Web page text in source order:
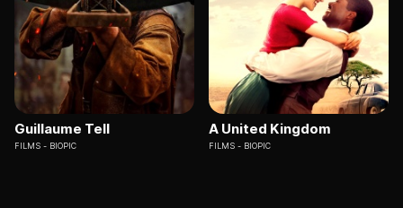
Guillaume Tell
FILMS BIOPIC
A United Kingdom
FILMS BIOPIC